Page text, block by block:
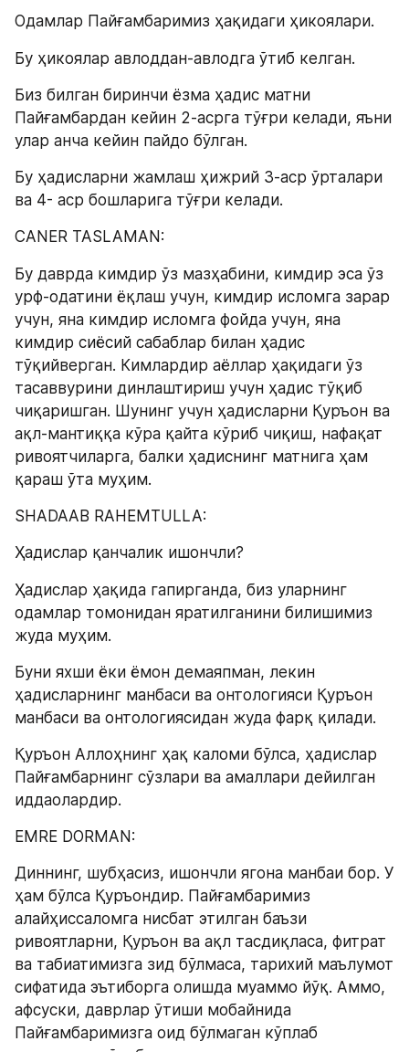
Одамлар Пайғамбаримиз ҳақидаги ҳикоялари.
Бу ҳикоялар авлоддан-авлодга ўтиб келган.
Биз билган биринчи ёзма ҳадис матни
Пайғамбардан кейин 2-асрга тўғри келади, яъни
улар анча кейин пайдо бўлган.
Бу ҳадисларни жамлаш ҳижрий 3-аср ўрталари
ва 4- аср бошларига тўғри келади.
CANER TASLAMAN:
Бу даврда кимдир ўз мазҳабини, кимдир эса ўз
урф-одатини ёқлаш учун, кимдир исломга зарар
учун, яна кимдир исломга фойда учун, яна
кимдир сиёсий сабаблар билан ҳадис
тўқийверган. Кимлардир аёллар ҳақидаги ўз
тасаввурини динлаштириш учун ҳадис тўқиб
чиқаришган. Шунинг учун ҳадисларни Қуръон ва
ақл-мантиққа кўра қайта кўриб чиқиш, нафақат
ривоятчиларга, балки ҳадиснинг матнига ҳам
қараш ўта муҳим.
SHADAAB RAHEMTULLA:
Ҳадислар қанчалик ишончли?
Ҳадислар ҳақида гапирганда, биз уларнинг
одамлар томонидан яратилганини билишимиз
жуда муҳим.
Буни яхши ёки ёмон демаяпман, лекин
ҳадисларнинг манбаси ва онтологияси Қуръон
манбаси ва онтологиясидан жуда фарқ қилади.
Қуръон Аллоҳнинг ҳақ каломи бўлса, ҳадислар
Пайғамбарнинг сўзлари ва амаллари дейилган
иддаолардир.
EMRE DORMAN:
Диннинг, шубҳасиз, ишончли ягона манбаи бор. У
ҳам бўлса Қуръондир. Пайғамбаримиз
алайҳиссаломга нисбат этилган баъзи
ривоятларни, Қуръон ва ақл тасдиқласа, фитрат
ва табиатимизга зид бўлмаса, тарихий маълумот
сифатида эътиборга олишда муаммо йўқ. Aммо,
афсуски, даврлар ўтиши мобайнида
Пайғамбаримизга оид бўлмаган кўплаб